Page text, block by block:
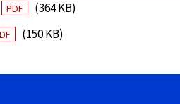
PDF
(364 KB)
(150 KB)